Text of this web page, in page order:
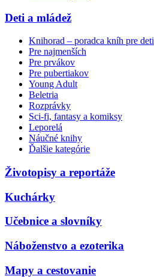
Deti a mládež
Knihorad – poradca kníh pre deti
Pre najmenších
Pre prvákov
Pre pubertiakov
Young Adult
Beletria
Rozprávky
Sci-fi, fantasy a komiksy
Leporelá
Náučné knihy
Ďalšie kategórie
Životopisy a reportáže
Kuchárky
Učebnice a slovníky
Náboženstvo a ezoterika
Mapy a cestovanie